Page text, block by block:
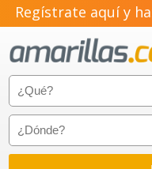
Regístrate aquí y